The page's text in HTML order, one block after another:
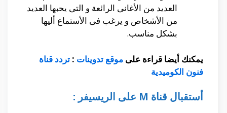
العديد من الأغانى الرائعة و التى يحبها العديد
من الأشخاص و يرغب فى الأستماع أليها
بشكل مناسب.
يمكنك أيضا قراءة على موقع تدوينات : تردد قناة
فنون الكوميدية
أستقبال قناة M على الريسيفر :